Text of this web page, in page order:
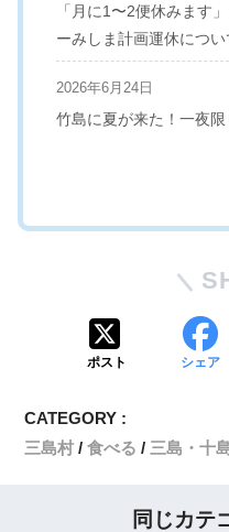
「月に1〜2便休みます
ーみしま計画運休につい
2026年6月24日
竹島に夏が来た！一夜
ポスト シェア
CATEGORY :
三島村
食べる 三島・十
同じカテ